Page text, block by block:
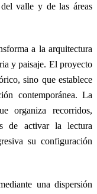
valle y de las áreas
a la arquitectura
y paisaje. El proyecto
sino que establece
contemporánea. La
organiza recorridos,
de activar la lectura
su configuración
una dispersión